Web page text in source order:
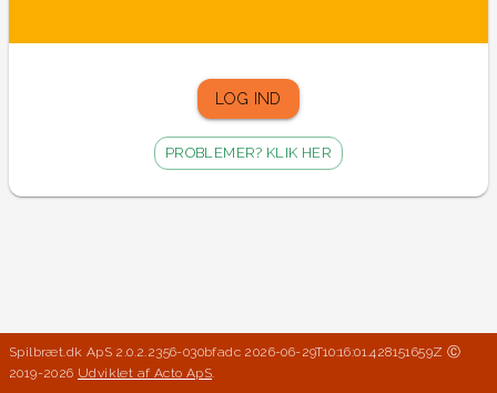
LOG IND
PROBLEMER? KLIK HER
Spilbræt.dk ApS 2.0.2.2356-030bfadc 2026-06-29T10:16:01.428151659Z Ⓒ
2019-2026 Udviklet af Acto ApS.